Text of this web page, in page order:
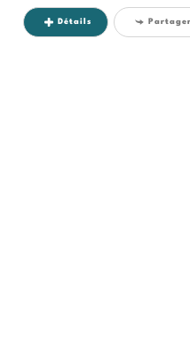
Détails Partager